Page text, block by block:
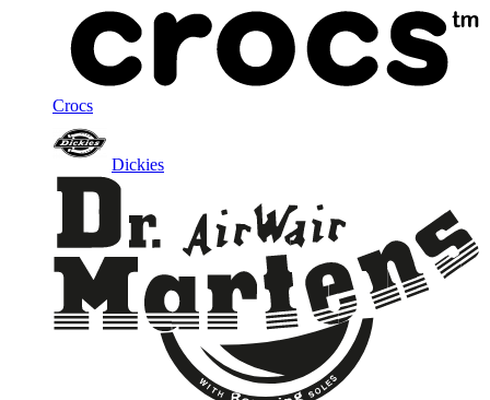
Crocs
Dickies